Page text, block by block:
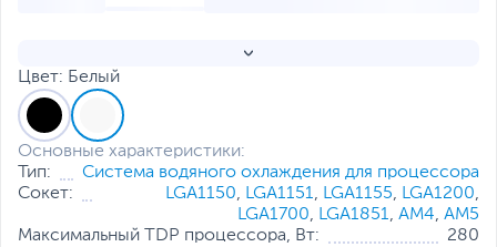
Цвет: Белый
Основные характеристики:
Тип:
Система водяного охлаждения для процессора
Сокет:
LGA1150, LGA1151, LGA1155, LGA1200,
LGA1700, LGA1851, AM4, AM5
Максимальный TDP процессора, Вт:
280